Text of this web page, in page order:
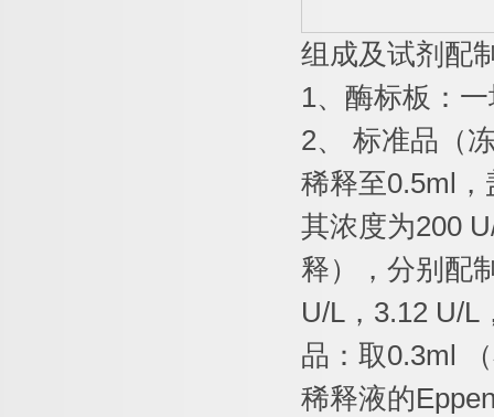
组成及试剂配
1、酶标板：
2、
标准品（
稀释至0.5ml
其浓度为200
释），分别配
U/L ， 3.12 U/L
品：取0.3ml
稀释液的